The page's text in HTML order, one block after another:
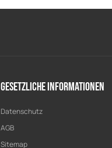
Gesetzliche Informationen
Datenschutz
AGB
Sitemap